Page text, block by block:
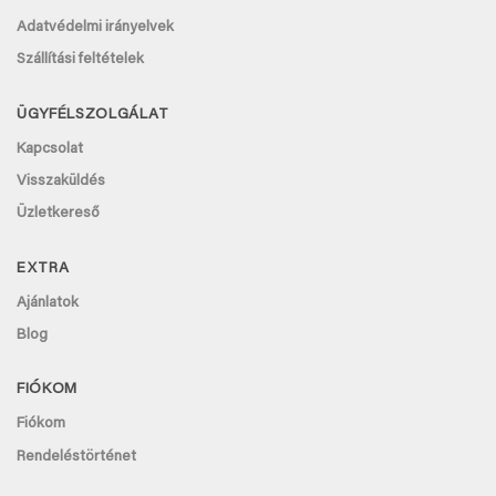
Adatvédelmi irányelvek
Szállítási feltételek
ÜGYFÉLSZOLGÁLAT
Kapcsolat
Visszaküldés
Üzletkereső
EXTRA
Ajánlatok
Blog
FIÓKOM
Fiókom
Rendeléstörténet